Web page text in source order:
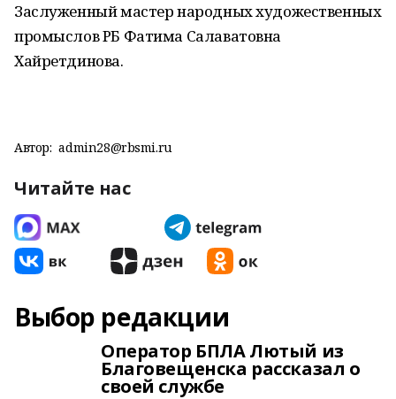
Заслуженный мастер народных художественных
промыслов РБ Фатима Салаватовна
Хайретдинова.
Автор: admin28@rbsmi.ru
Читайте нас
Выбор редакции
Оператор БПЛА Лютый из
Благовещенска рассказал о
своей службе